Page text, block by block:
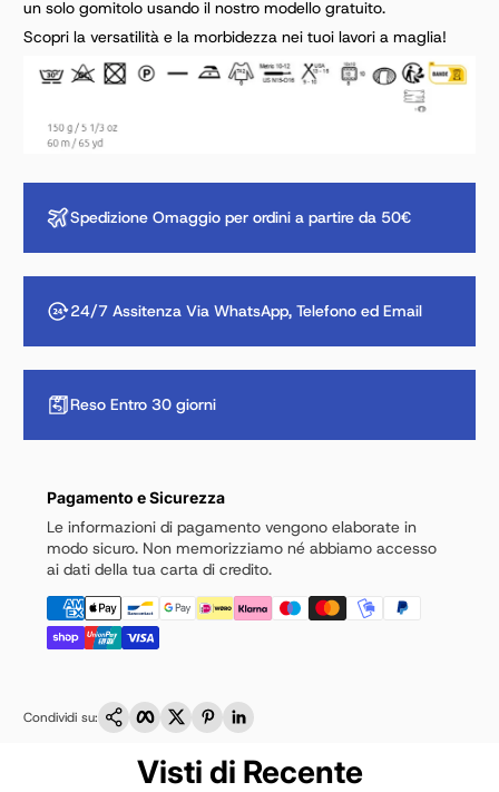
un solo gomitolo usando il nostro modello gratuito.
Scopri la versatilità e la morbidezza nei tuoi lavori a maglia!
Spedizione Omaggio per ordini a partire da 50€
24/7 Assitenza Via WhatsApp, Telefono ed Email
Reso Entro 30 giorni
Pagamento e Sicurezza
Le informazioni di pagamento vengono elaborate in
modo sicuro. Non memorizziamo né abbiamo accesso
ai dati della tua carta di credito.
Condividi su:
Copia linkFacebook
TwitterPinterestLinkedIn
Visti di Recente